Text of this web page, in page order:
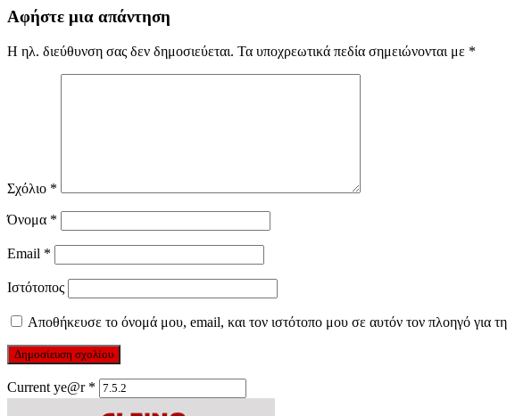
Αφήστε μια απάντηση
Η ηλ. διεύθυνση σας δεν δημοσιεύεται. Τα υποχρεωτικά πεδία σημειώνονται με *
Σχόλιο *
Όνομα *
Email *
Ιστότοπος
Αποθήκευσε το όνομά μου, email, και τον ιστότοπο μου σε αυτόν τον πλοηγό για
Current ye@r *